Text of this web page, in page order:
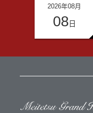
2026年08月
08 日